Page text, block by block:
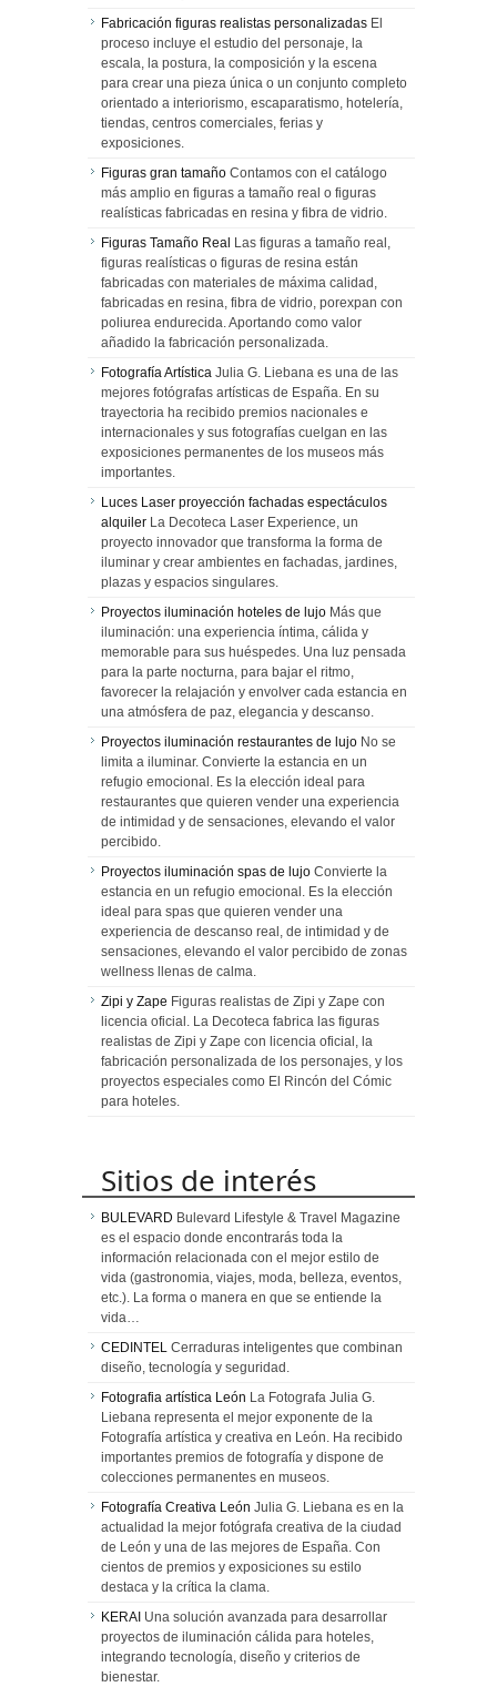
Fabricación figuras realistas personalizadas El
proceso incluye el estudio del personaje, la
escala, la postura, la composición y la escena
para crear una pieza única o un conjunto completo
orientado a interiorismo, escaparatismo, hotelería,
tiendas, centros comerciales, ferias y
exposiciones.
Figuras gran tamaño Contamos con el catálogo
más amplio en figuras a tamaño real o figuras
realísticas fabricadas en resina y fibra de vidrio.
Figuras Tamaño Real Las figuras a tamaño real,
figuras realísticas o figuras de resina están
fabricadas con materiales de máxima calidad,
fabricadas en resina, fibra de vidrio, porexpan con
poliurea endurecida. Aportando como valor
añadido la fabricación personalizada.
Fotografía Artística Julia G. Liebana es una de las
mejores fotógrafas artísticas de España. En su
trayectoria ha recibido premios nacionales e
internacionales y sus fotografías cuelgan en las
exposiciones permanentes de los museos más
importantes.
Luces Laser proyección fachadas espectáculos
alquiler La Decoteca Laser Experience, un
proyecto innovador que transforma la forma de
iluminar y crear ambientes en fachadas, jardines,
plazas y espacios singulares.
Proyectos iluminación hoteles de lujo Más que
iluminación: una experiencia íntima, cálida y
memorable para sus huéspedes. Una luz pensada
para la parte nocturna, para bajar el ritmo,
favorecer la relajación y envolver cada estancia en
una atmósfera de paz, elegancia y descanso.
Proyectos iluminación restaurantes de lujo No se
limita a iluminar. Convierte la estancia en un
refugio emocional. Es la elección ideal para
restaurantes que quieren vender una experiencia
de intimidad y de sensaciones, elevando el valor
percibido.
Proyectos iluminación spas de lujo Convierte la
estancia en un refugio emocional. Es la elección
ideal para spas que quieren vender una
experiencia de descanso real, de intimidad y de
sensaciones, elevando el valor percibido de zonas
wellness llenas de calma.
Zipi y Zape Figuras realistas de Zipi y Zape con
licencia oficial. La Decoteca fabrica las figuras
realistas de Zipi y Zape con licencia oficial, la
fabricación personalizada de los personajes, y los
proyectos especiales como El Rincón del Cómic
para hoteles.
Sitios de interés
BULEVARD Bulevard Lifestyle & Travel Magazine
es el espacio donde encontrarás toda la
información relacionada con el mejor estilo de
vida (gastronomia, viajes, moda, belleza, eventos,
etc.). La forma o manera en que se entiende la
vida…
CEDINTEL Cerraduras inteligentes que combinan
diseño, tecnología y seguridad.
Fotografia artística León La Fotografa Julia G.
Liebana representa el mejor exponente de la
Fotografía artística y creativa en León. Ha recibido
importantes premios de fotografía y dispone de
colecciones permanentes en museos.
Fotografía Creativa León Julia G. Liebana es en la
actualidad la mejor fotógrafa creativa de la ciudad
de León y una de las mejores de España. Con
cientos de premios y exposiciones su estilo
destaca y la crítica la clama.
KERAI Una solución avanzada para desarrollar
proyectos de iluminación cálida para hoteles,
integrando tecnología, diseño y criterios de
bienestar.